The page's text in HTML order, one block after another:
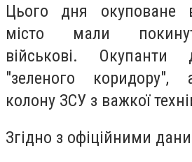
Цього дня окуповане
місто мали
військові. Окупанти
"зеленого коридору",
колону ЗСУ з важкої
Згідно з офіційними